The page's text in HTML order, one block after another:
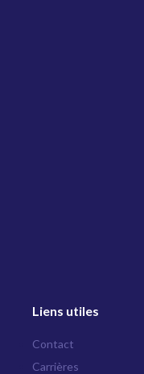
Liens utiles
Contact
Carrières